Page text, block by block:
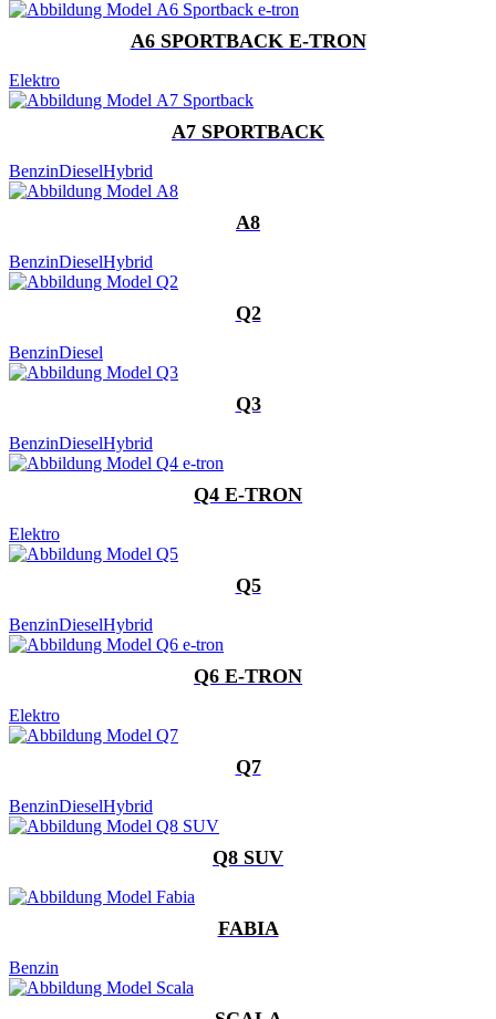
A6 SPORTBACK E-TRON
Elektro
A7 SPORTBACK
BenzinDieselHybrid
A8
BenzinDieselHybrid
Q2
BenzinDiesel
Q3
BenzinDieselHybrid
Q4 E-TRON
Elektro
Q5
BenzinDieselHybrid
Q6 E-TRON
Elektro
Q7
BenzinDieselHybrid
Q8 SUV
FABIA
Benzin